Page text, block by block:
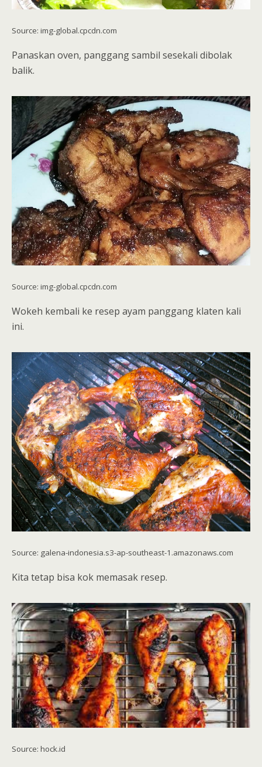
Source: img-global.cpcdn.com
Panaskan oven, panggang sambil sesekali dibolak
balik.
Source: img-global.cpcdn.com
Wokeh kembali ke resep ayam panggang klaten kali
ini.
Source: galena-indonesia.s3-ap-southeast-1.amazonaws.com
Kita tetap bisa kok memasak resep.
Source: hock.id